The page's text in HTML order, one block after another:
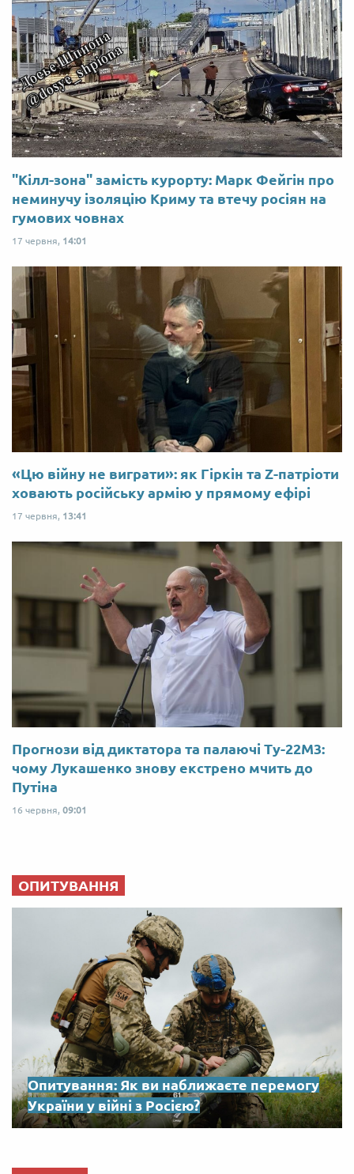
"Кілл-зона" замість курорту: Марк Фейгін про
неминучу ізоляцію Криму та втечу росіян на
гумових човнах
17 червня, 14:01
«Цю війну не виграти»: як Гіркін та Z-патріоти
ховають російську армію у прямому ефірі
17 червня, 13:41
Прогнози від диктатора та палаючі Ту-22М3:
чому Лукашенко знову екстрено мчить до
Путіна
16 червня, 09:01
ОПИТУВАННЯ
Опитування: Як ви наближаєте перемогу
України у війні з Росією?